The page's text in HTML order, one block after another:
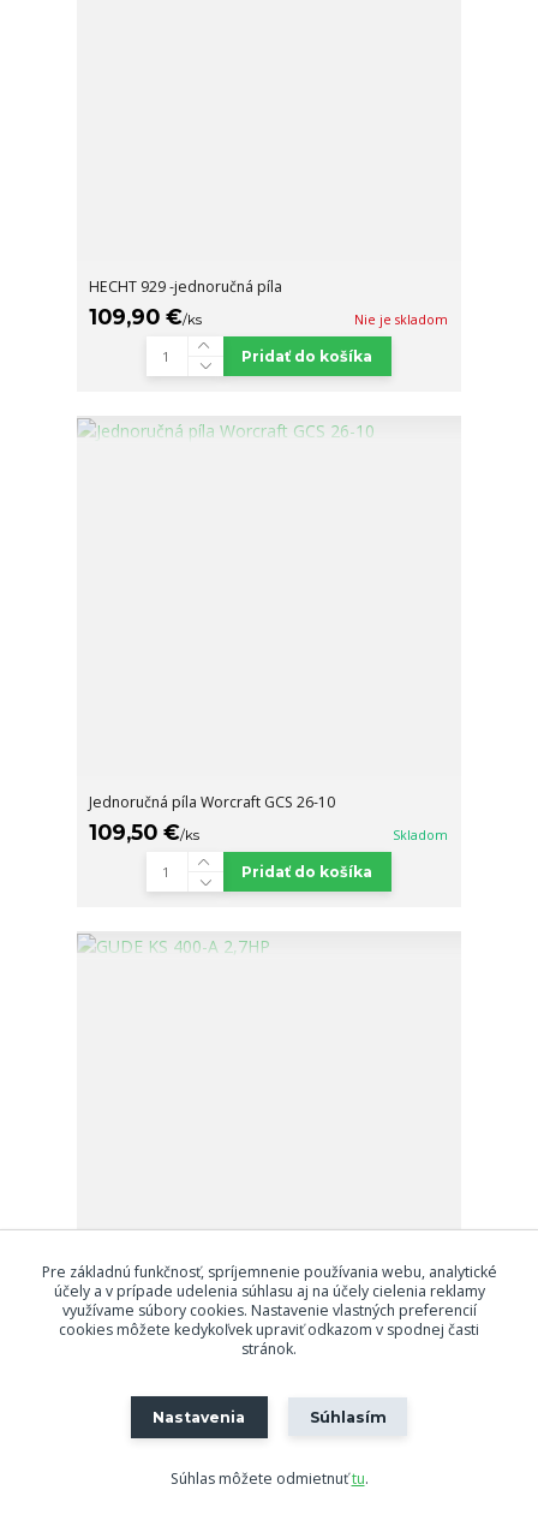
HECHT 929 -jednoručná píla
109,90 €/ks Nie je skladom
Pridať do košíka
Jednoručná píla Worcraft GCS 26-10
109,50 €/ks Skladom
Pridať do košíka
GUDE KS 400-A 2,7HP
Načítať ďalšie produkty (1)
Pre základnú funkčnosť, spríjemnenie používania webu, analytické
účely a v prípade udelenia súhlasu aj na účely cielenia reklamy
využívame súbory cookies. Nastavenie vlastných preferencií
cookies môžete kedykoľvek upraviť odkazom v spodnej časti
stránok.
Nastavenia Súhlasím
Súhlas môžete odmietnuťtu.